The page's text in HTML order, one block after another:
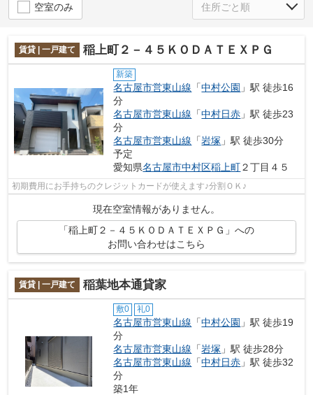
空室のみ
賃貸 | 一戸建て 稲上町２－４５ＫＯＤＡＴＥＸＰＧ
新築
名古屋市営東山線 「中村公園 」駅 徒歩16
分
名古屋市営東山線 「中村日赤 」駅 徒歩23
分
名古屋市営東山線 「岩塚 」駅 徒歩30分
予定
愛知県名古屋市中村区稲上町２丁目４５
初期費用にお手持ちのクレジットカードが使えます♪分割ＯＫ♪
現在空室情報がありません。
「稲上町２－４５ＫＯＤＡＴＥＸＰＧ」への
お問い合わせはこちら
賃貸 | 一戸建て 稲葉地本通貸家
敷0 礼0
名古屋市営東山線 「中村公園 」駅 徒歩19
分
名古屋市営東山線 「岩塚 」駅 徒歩28分
名古屋市営東山線 「中村日赤 」駅 徒歩32
分
築1年